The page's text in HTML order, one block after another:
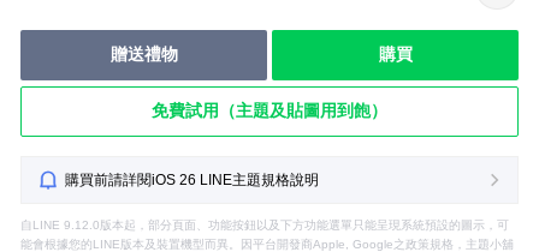
贈送禮物 購買
免費試用（主題及貼圖用到飽）
購買前請詳閱iOS 26 LINE主題規格說明
自LINE 9.12.0版本起，部分頁面、功能按鈕以及下方功能選單只能呈現系統預設的圖示，可
能會根據您的LINE版本及裝置機型而異。因平台開發商Apple, Google之政策規格，主題小舖